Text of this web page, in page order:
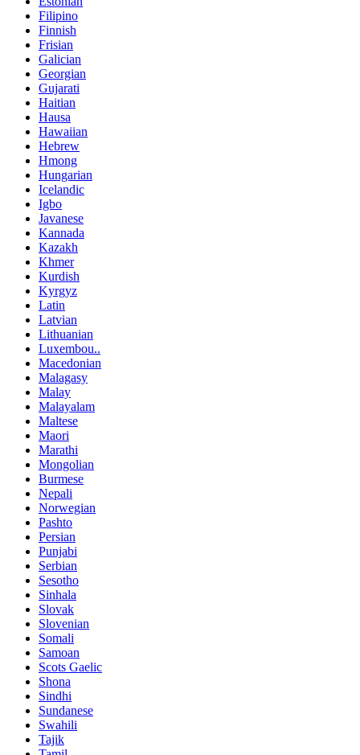
Filipino
Finnish
Frisian
Galician
Georgian
Gujarati
Haitian
Hausa
Hawaiian
Hebrew
Hmong
Hungarian
Icelandic
Igbo
Javanese
Kannada
Kazakh
Khmer
Kurdish
Kyrgyz
Latin
Latvian
Lithuanian
Luxembou..
Macedonian
Malagasy
Malay
Malayalam
Maltese
Maori
Marathi
Mongolian
Burmese
Nepali
Norwegian
Pashto
Persian
Punjabi
Serbian
Sesotho
Sinhala
Slovak
Slovenian
Somali
Samoan
Scots Gaelic
Shona
Sindhi
Sundanese
Swahili
Tajik